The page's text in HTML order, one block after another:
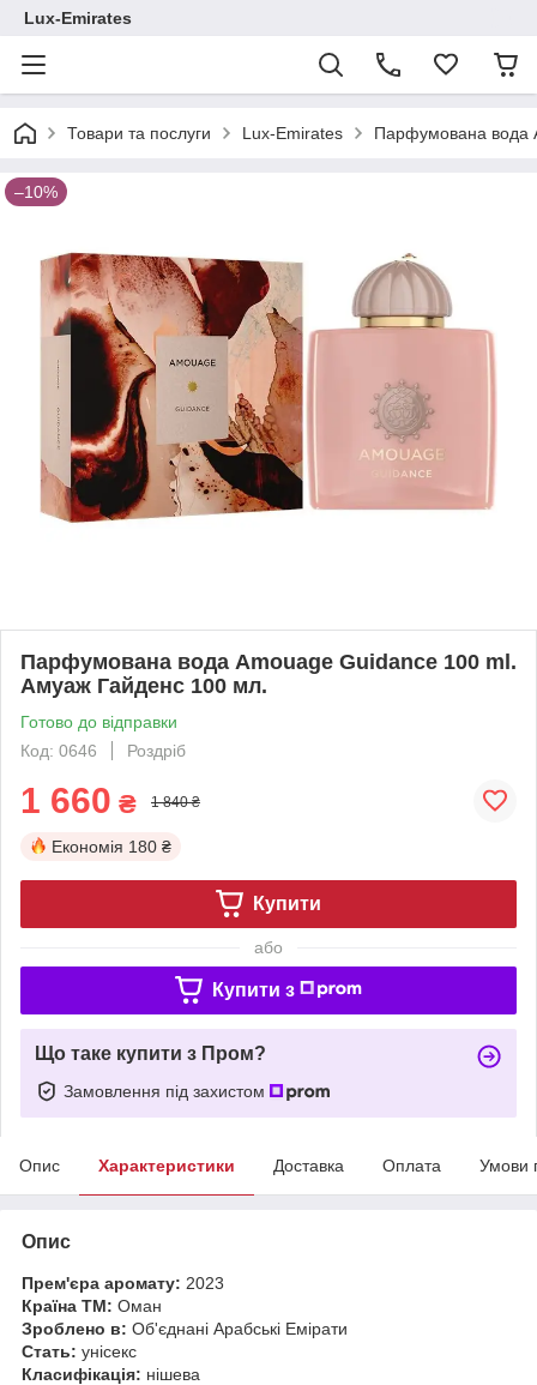
Lux-Emirates
Товари та послуги Lux-Emirates Парфумована вода
–10%
Парфумована вода Amouage Guidance 100 ml.
Амуаж Гайденс 100 мл.
Готово до відправки
Код: 0646
Роздріб
1 660 ₴ 1 840 ₴
Економія 180 ₴
Купити
або
Купити з
Що таке купити з Пром?
Замовлення під захистом
Опис Характеристики Доставка Оплата Умови
Опис
Прем'єра аромату: 2023
Країна ТМ: Оман
Зроблено в: Об'єднані Арабські Емірати
Стать: унісекс
Класифікація: нішева